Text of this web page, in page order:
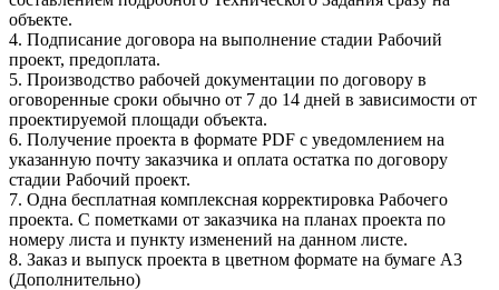
объекте.
4. Подписание договора на выполнение стадии Рабочий
проект, предоплата.
5. Производство рабочей документации по договору в
оговоренные сроки обычно от 7 до 14 дней в зависимости от
проектируемой площади объекта.
6. Получение проекта в формате PDF с уведомлением на
указанную почту заказчика и оплата остатка по договору
стадии Рабочий проект.
7. Одна бесплатная комплексная корректировка Рабочего
проекта. С пометками от заказчика на планах проекта по
номеру листа и пункту изменений на данном листе.
8. Заказ и выпуск проекта в цветном формате на бумаге А3
(Дополнительно)